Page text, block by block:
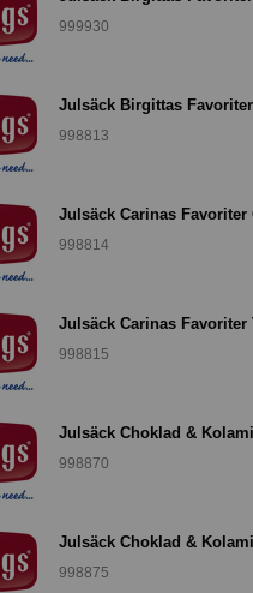
999930
Julsäck Birgittas
998813
Julsäck Carinas
998814
Julsäck Carinas Favoriter
998815
Julsäck Choklad &
998870
Julsäck Choklad &
998875